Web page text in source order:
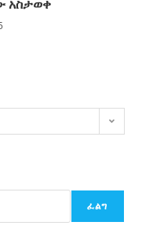
አስታወቀ
ፈልግ